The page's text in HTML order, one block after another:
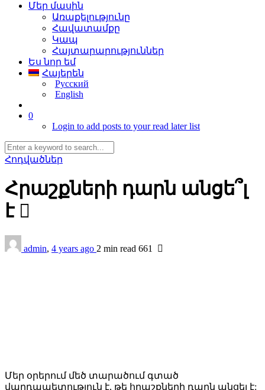
Մեր մասին
Առաքելությունը
Հավատամքը
Կապ
Հայտարարություններ
Ես նոր եմ
Հայերեն
Русский
English
0
Login to add posts to your read later list
Հոդվածներ
Հրաշքների դարն անցե՞լ
է
admin, 4 years ago 2 min read 661
Մեր օրերում մեծ տարածում գտած
վարդապետություն է, թե հրաշքների դարն անցել է: